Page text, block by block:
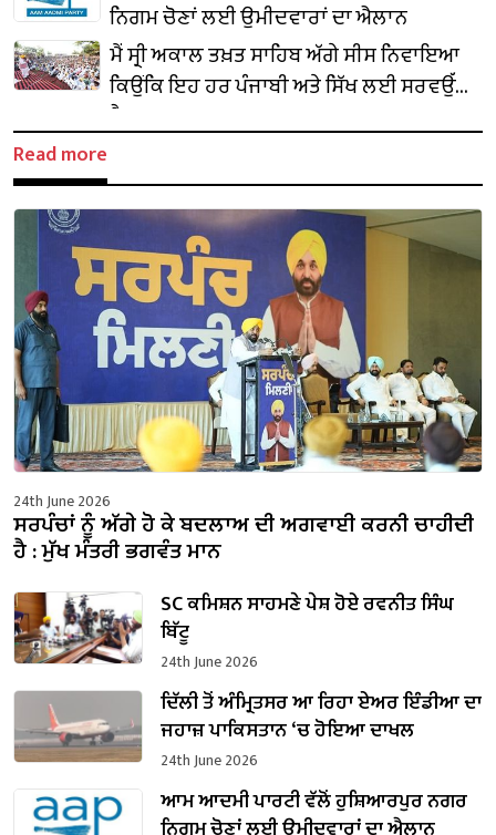
ਨਿਗਮ ਚੋਣਾਂ ਲਈ ਉਮੀਦਵਾਰਾਂ ਦਾ ਐਲਾਨ
ਮੈਂ ਸ੍ਰੀ ਅਕਾਲ ਤਖ਼ਤ ਸਾਹਿਬ ਅੱਗੇ ਸੀਸ ਨਿਵਾਇਆ
ਕਿਉਂਕਿ ਇਹ ਹਰ ਪੰਜਾਬੀ ਅਤੇ ਸਿੱਖ ਲਈ ਸਰਵਉੱਚ
ਹੈ : CM ਮਾਨ
Read more
24th June 2026
ਸਰਪੰਚਾਂ ਨੂੰ ਅੱਗੇ ਹੋ ਕੇ ਬਦਲਾਅ ਦੀ ਅਗਵਾਈ ਕਰਨੀ ਚਾਹੀਦੀ
ਹੈ : ਮੁੱਖ ਮੰਤਰੀ ਭਗਵੰਤ ਮਾਨ
SC ਕਮਿਸ਼ਨ ਸਾਹਮਣੇ ਪੇਸ਼ ਹੋਏ ਰਵਨੀਤ ਸਿੰਘ
ਬਿੱਟੂ
24th June 2026
ਦਿੱਲੀ ਤੋਂ ਅੰਮ੍ਰਿਤਸਰ ਆ ਰਿਹਾ ਏਅਰ ਇੰਡੀਆ ਦਾ
ਜਹਾਜ਼ ਪਾਕਿਸਤਾਨ ‘ਚ ਹੋਇਆ ਦਾਖਲ
24th June 2026
ਆਮ ਆਦਮੀ ਪਾਰਟੀ ਵੱਲੋਂ ਹੁਸ਼ਿਆਰਪੁਰ ਨਗਰ